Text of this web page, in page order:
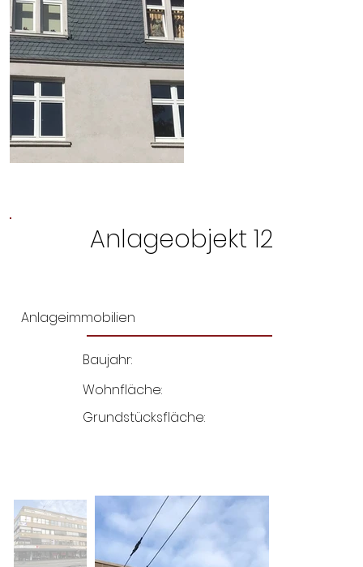
Anlageobjekt 12
Anlageimmobilien
Baujahr:
Wohnfläche:
Grundstücksfläche: